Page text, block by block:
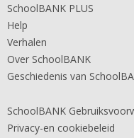
SchoolBANK PLUS
Help
Verhalen
Over SchoolBANK
Geschiedenis van
SchoolBANK
Privacy-en cookiebeleid